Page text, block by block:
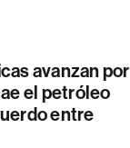
avanzan por
el petróleo
entre